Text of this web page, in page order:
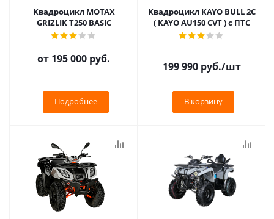
Квадроцикл MOTAX
GRIZLIK T250 BASIC
от 195 000 руб.
Подробнее
Квадроцикл KAYO BULL 2C
( KAYO AU150 CVT ) с ПТС
199 990руб./шт
В корзину